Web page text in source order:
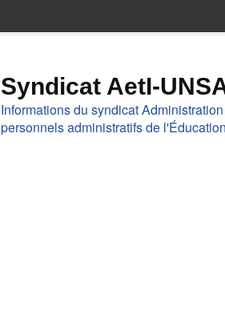
Syndicat AetI-
Informations du syndicat
personnels administratifs de